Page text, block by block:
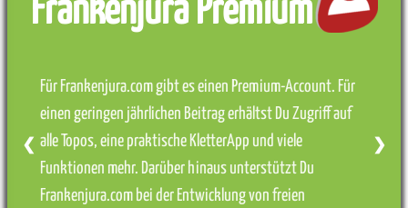
Frankenjura Premium
Für Frankenjura.com gibt es einen Premium-Account. Für
einen geringen jährlichen Beitrag erhältst Du Zugriff auf
alle Topos, eine praktische KletterApp und viele
Funktionen mehr. Darüber hinaus unterstützt Du
Frankenjura.com bei der Entwicklung von freien
❮ ❯